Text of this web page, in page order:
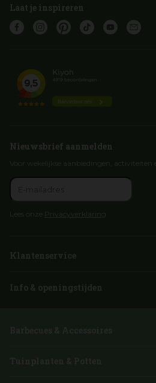
Laat je inspireren
Nieuwsbrief aanmelden
Voor wekelijkse aanbiedingen, activiteiten
Lees onze Privacyverklaring
Klantenservice
Info & openingstijden